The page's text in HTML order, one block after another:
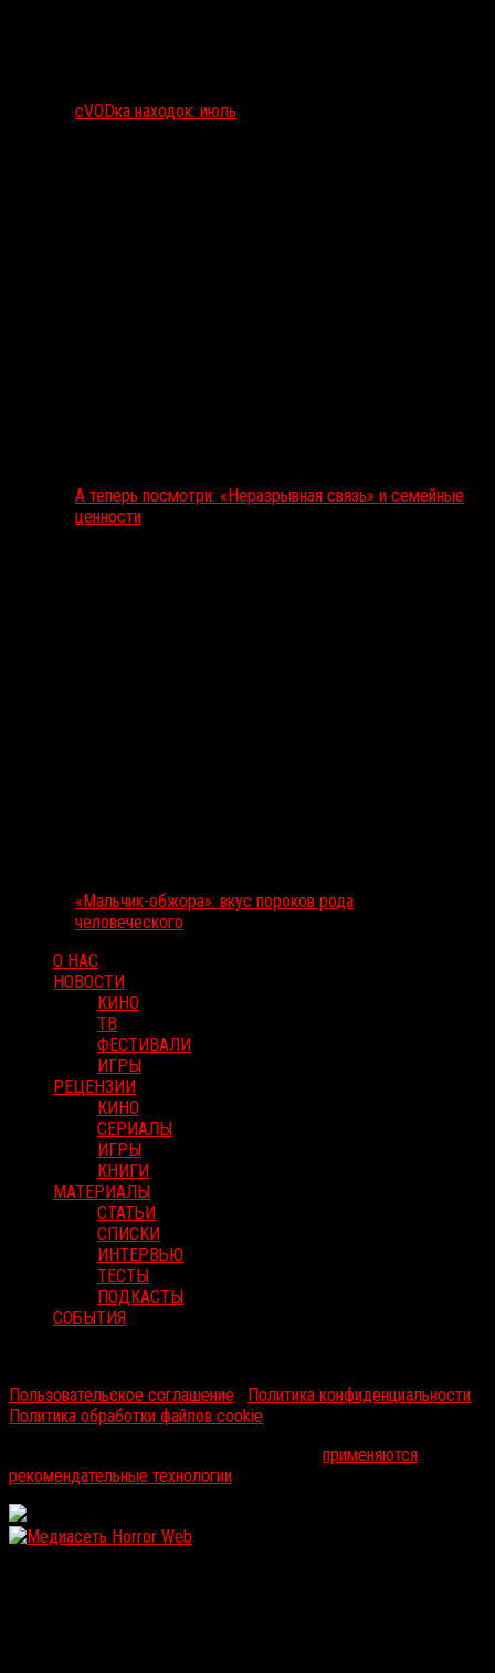
сVODка находок: июль
А теперь посмотри: «Неразрывная связь» и семейные
ценности
«Мальчик-обжора»: вкус пороков рода
человеческого
О НАС
НОВОСТИ
КИНО
ТВ
ФЕСТИВАЛИ
ИГРЫ
РЕЦЕНЗИИ
КИНО
СЕРИАЛЫ
ИГРЫ
КНИГИ
МАТЕРИАЛЫ
СТАТЬИ
СПИСКИ
ИНТЕРВЬЮ
ТЕСТЫ
ПОДКАСТЫ
СОБЫТИЯ
Пользовательское соглашение
Политика конфиденциальности
Политика обработки файлов cookie
применяются
рекомендательные технологии